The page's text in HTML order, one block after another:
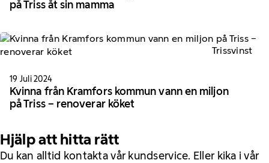
på Triss åt sin mamma
Trissvinst
19 Juli 2024
Kvinna från Kramfors kommun vann en miljon
på Triss − renoverar köket
Hjälp att hitta rätt
Du kan alltid kontakta vår kundservice. Eller kika i vår